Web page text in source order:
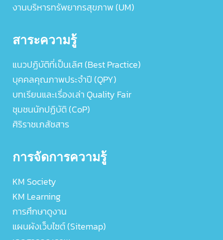
งานบริหารทรัพยากรสุขภาพ (UM)
สาระความรู้
แนวปฏิบัติที่เป็นเลิศ (Best Practice)
บุคคลคุณภาพประจำปี (QPY)
บทเรียนและเรื่องเล่า Quality Fair
ชุมชนนักปฏิบัติ (CoP)
ศิริราชเภสัชสาร
การจัดการความรู้
KM Society
KM Learning
การศึกษาดูงาน
แผนผังเว็บไซต์ (Sitemap)